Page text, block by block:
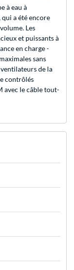
à eau à
a été encore
Les
et puissants à
en charge -
sans
de la
contrôlés
avec le câble tout-